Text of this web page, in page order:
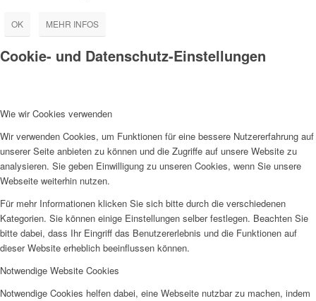
OK MEHR INFOS
Cookie- und Datenschutz-Einstellungen
Wie wir Cookies verwenden
Wir verwenden Cookies, um Funktionen für eine bessere Nutzererfahrung auf
unserer Seite anbieten zu können und die Zugriffe auf unsere Website zu
analysieren. Sie geben Einwilligung zu unseren Cookies, wenn Sie unsere
Webseite weiterhin nutzen.
Für mehr Informationen klicken Sie sich bitte durch die verschiedenen
Kategorien. Sie können einige Einstellungen selber festlegen. Beachten Sie
bitte dabei, dass Ihr Eingriff das Benutzererlebnis und die Funktionen auf
dieser Website erheblich beeinflussen können.
Notwendige Website Cookies
Notwendige Cookies helfen dabei, eine Webseite nutzbar zu machen, indem